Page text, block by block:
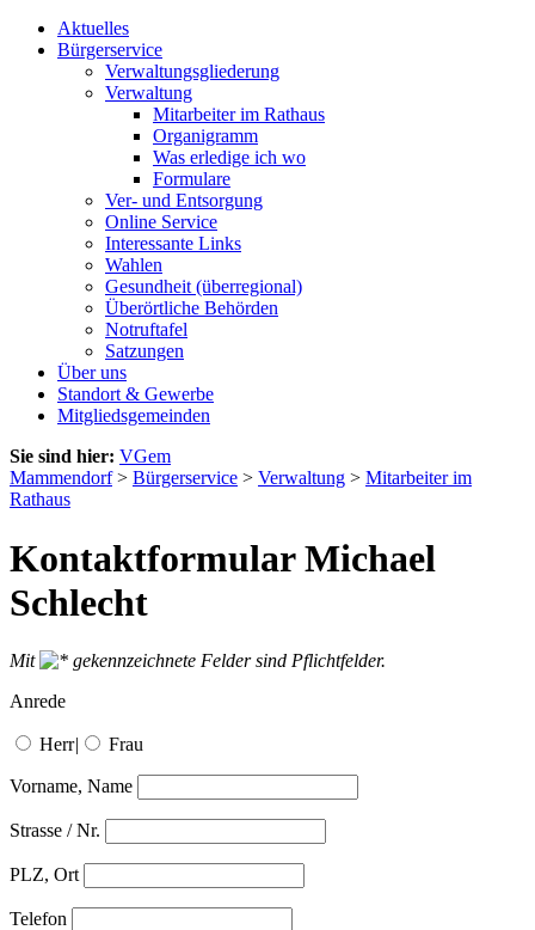
Aktuelles
Bürgerservice
Verwaltungsgliederung
Verwaltung
Mitarbeiter im Rathaus
Organigramm
Was erledige ich wo
Formulare
Ver- und Entsorgung
Online Service
Interessante Links
Wahlen
Gesundheit (überregional)
Überörtliche Behörden
Notruftafel
Satzungen
Über uns
Standort & Gewerbe
Mitgliedsgemeinden
Sie sind hier: VGem
Mammendorf> Bürgerservice > Verwaltung > Mitarbeiter im
Rathaus
Kontaktformular Michael
Schlecht
Mit
gekennzeichnete Felder sind Pflichtfelder.
Anrede
Herr| Frau
Vorname, Name
Strasse / Nr.
PLZ, Ort
Telefon